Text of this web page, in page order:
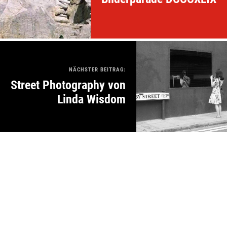
NÄCHSTER BEITRAG:
Street Photography von
Linda Wisdom